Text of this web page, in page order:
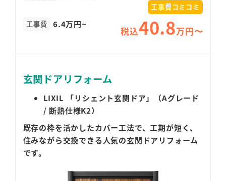
工事費 6.4万円~
工事費コミコミ
税込40.8万円〜
玄関ドアリフォーム
LIXIL 「リシェント玄関ドア」（Aグレード
/ 断熱仕様K2）
既存の枠を活かしたカバー工法で、工期が短く、
住みながら交換できる人気の玄関ドアリフォーム
です。